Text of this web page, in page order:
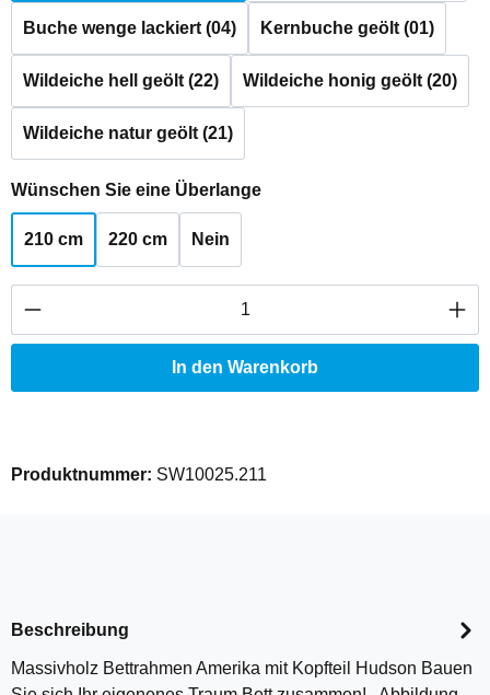
Buche wenge lackiert (04) Kernbuche geölt (01)
Wildeiche hell geölt (22) Wildeiche honig geölt (20)
Wildeiche natur geölt (21)
Wünschen Sie eine Überlangeauswählen
210 cm 220 cm Nein
Produkt Anzahl: Gib den gewünschten
In den Warenkorb
Produktnummer: SW10025.211
Beschreibung
Massivholz Bettrahmen Amerika mit Kopfteil Hudson Bauen